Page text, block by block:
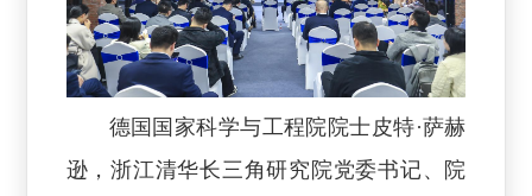
德国国家科学与工程院院士皮特·萨赫
逊，浙江清华长三角研究院党委书记、院